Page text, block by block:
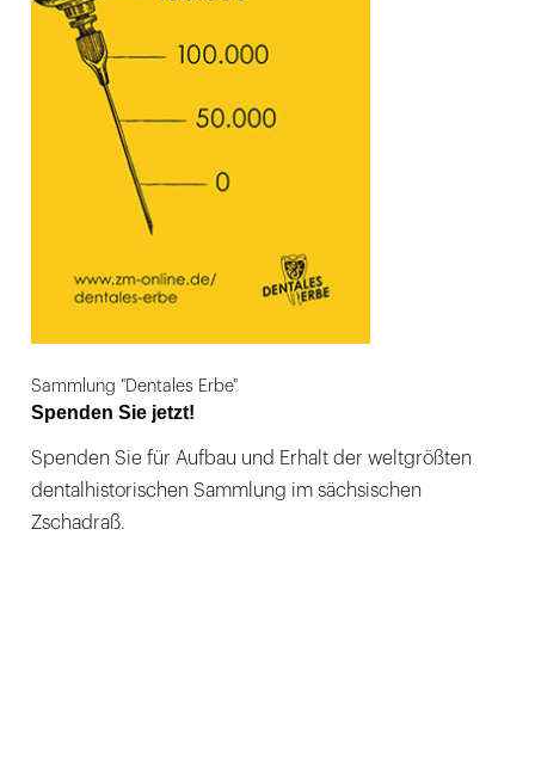
Sammlung "Dentales Erbe"
Spenden Sie jetzt!
Spenden Sie für Aufbau und Erhalt der weltgrößten
dentalhistorischen Sammlung im sächsischen
Zschadraß.